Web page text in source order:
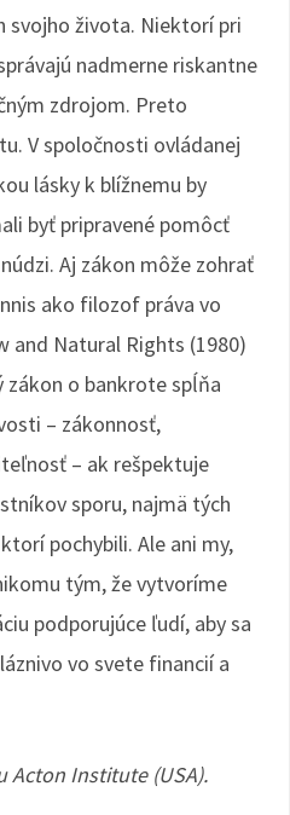
svojho života. Niektorí pri
nadmerne riskantne
zdrojom. Preto
V spoločnosti ovládanej
lásky k blížnemu by
byť pripravené pomôcť
Aj zákon môže zohrať
ako filozof práva vo
and Natural Rights (1980)
o bankrote spĺňa
– zákonnosť,
– ak rešpektuje
sporu, najmä tých
pochybili. Ale ani my,
tým, že vytvoríme
podporujúce ľudí, aby sa
vo svete financií a
Acton Institute (USA).